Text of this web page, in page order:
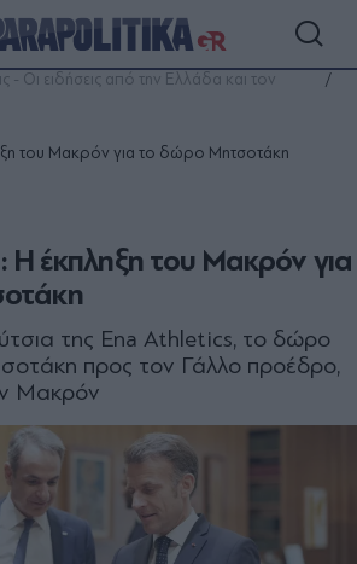
- Οι ειδήσεις από την Ελλάδα και τον
του Μακρόν για το δώρο Μητσοτάκη
Η έκπληξη του Μακρόν για
της Ena Athletics, το δώρο
προς τον Γάλλο προέδρο,
Μακρόν